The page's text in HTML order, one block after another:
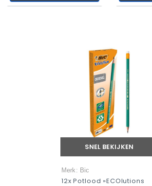
SNEL BEKIJKEN
Merk: Bic
12x Potlood »ECOlutions